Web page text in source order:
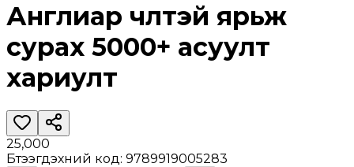
Англиар чөлөөтэй ярьж
сурах 5000+ асуулт
хариулт
25,000
Бүтээгдэхүүний код: 9789919005283